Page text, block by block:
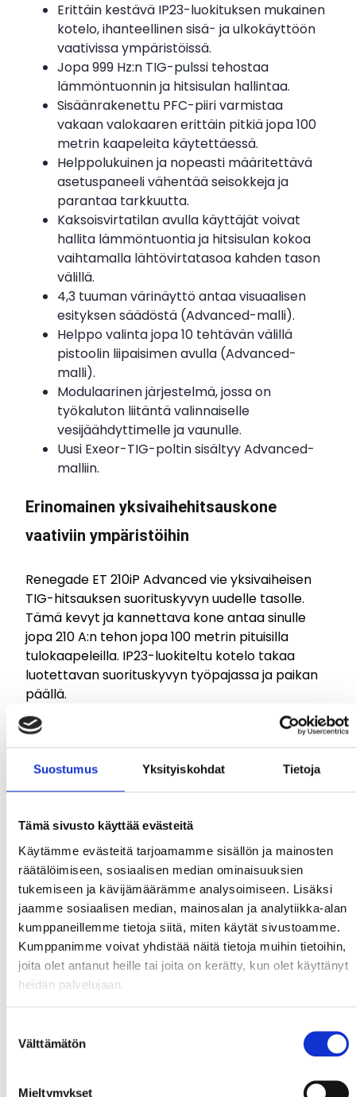
Suostumus Yksityiskohdat Tietoja
Tämä sivusto käyttää evästeitä
Käytämme evästeitä tarjoamamme sisällön ja mainosten
räätälöimiseen, sosiaalisen median ominaisuuksien
tukemiseen ja kävijämäärämme analysoimiseen. Lisäksi
jaamme sosiaalisen median, mainosalan ja analytiikka-alan
kumppaneillemme tietoja siitä, miten käytät sivustoamme.
Kumppanimme voivat yhdistää näitä tietoja muihin tietoihin,
joita olet antanut heille tai joita on kerätty, kun olet käyttänyt
heidän palvelujaan.
valinta
Välttämätön
Mieltymykset
Erittäin kestävä IP23-luokituksen mukainen
kotelo, ihanteellinen sisä- ja ulkokäyttöön
vaativissa ympäristöissä.
Jopa 999 Hz:n TIG-pulssi tehostaa
lämmöntuonnin ja hitsisulan hallintaa.
Sisäänrakenettu PFC-piiri varmistaa
vakaan valokaaren erittäin pitkiä jopa 100
metrin kaapeleita käytettäessä.
Helppolukuinen ja nopeasti määritettävä
asetuspaneeli vähentää seisokkeja ja
parantaa tarkkuutta.
Kaksoisvirtatilan avulla käyttäjät voivat
hallita lämmöntuontia ja hitsisulan kokoa
vaihtamalla lähtövirtatasoa kahden tason
välillä.
4,3 tuuman värinäyttö antaa visuaalisen
esityksen säädöstä (Advanced-malli).
Helppo valinta jopa 10 tehtävän välillä
pistoolin liipaisimen avulla (Advanced-
malli).
Modulaarinen järjestelmä, jossa on
työkaluton liitäntä valinnaiselle
vesijäähdyttimelle ja vaunulle.
Uusi Exeor-TIG-poltin sisältyy Advanced-
malliin.
Erinomainen yksivaihehitsauskone
vaativiin ympäristöihin
Renegade ET 210iP Advanced vie yksivaiheisen
TIG-hitsauksen suorituskyvyn uudelle tasolle.
Tämä kevyt ja kannettava kone antaa sinulle
jopa 210 A:n tehon jopa 100 metrin pituisilla
tulokaapeleilla. IP23-luokiteltu kotelo takaa
luotettavan suorituskyvyn työpajassa ja paikan
päällä.
Intuitiivinen ohjaus täysvärinäytöllä ja
Hitsausparametrien muuttaminen ja
lisätoimintojen käyttö on helppoa Renegade ET
210iP Advancedin värillisen TFT-näytön ja
intuitiivisen ohjausjärjestelmän avulla. Tarkista
asetukset yhdellä silmäyksellä selkeästä 4,3
tuuman näytöstä. Laatikon mukana tulevalla
Exeor TIG -polttimella on luokkansa paras
ergonomia ja suorituskyky.
Jännite